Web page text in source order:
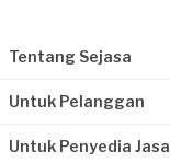
Tentang Sejasa
Untuk Pelanggan
Untuk Penyedia Jasa